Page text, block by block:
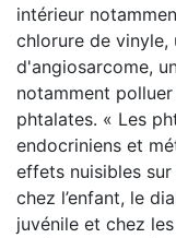
intérieur
chlorure de vinyle,
d'angiosarcome,
notamment
phtalates. « Les
endocriniens et
effets nuisibles sur
chez l’enfant, le
juvénile et chez